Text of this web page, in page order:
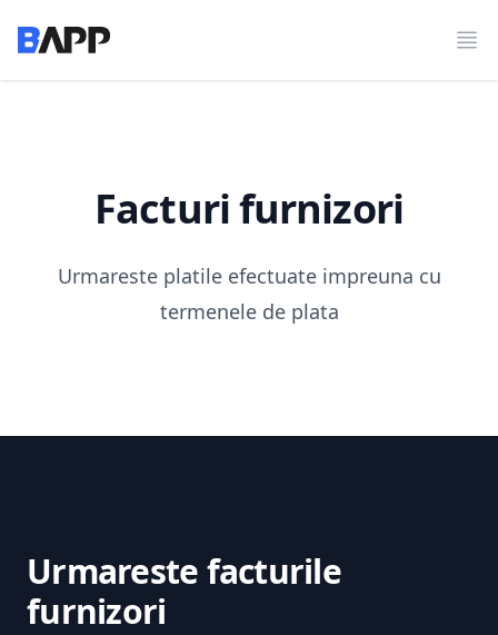
BAPP
Facturi furnizori
Urmareste platile efectuate impreuna cu
termenele de plata
Urmareste facturile
furnizori